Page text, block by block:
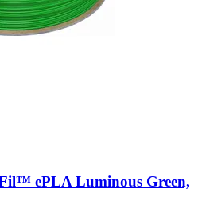
ePLA Luminous Green,